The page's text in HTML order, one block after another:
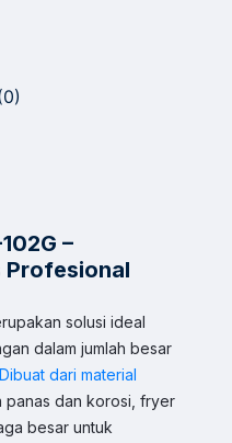
–
Profesional
solusi ideal
dalam jumlah besar
Dibuat dari material
panas dan korosi, fryer
besar untuk